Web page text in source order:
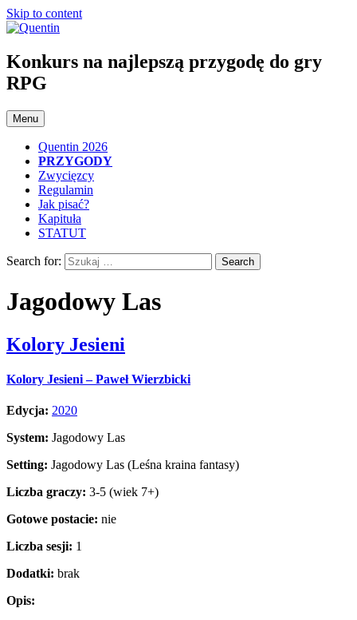
Skip to content
Konkurs na najlepszą przygodę do gry
RPG
Menu
Quentin 2026
PRZYGODY
Zwycięzcy
Regulamin
Jak pisać?
Kapituła
STATUT
Search for:
Jagodowy Las
Kolory Jesieni
Kolory Jesieni – Paweł Wierzbicki
Edycja: 2020
System: Jagodowy Las
Setting: Jagodowy Las (Leśna kraina fantasy)
Liczba graczy: 3-5 (wiek 7+)
Gotowe postacie: nie
Liczba sesji: 1
Dodatki: brak
Opis: